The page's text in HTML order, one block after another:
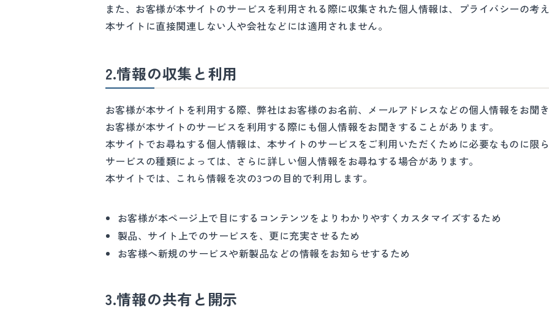
また、お客様が本サイトのサービスを利用される際に収集された個人情報は、プライバシーの考
本サイトに直接関連しない人や会社などには適用されません。
2.情報の収集と利用
お客様が本サイトを利用する際、弊社はお客様のお名前、メールアドレスなどの個人情報をお聞
お客様が本サイトのサービスを利用する際にも個人情報をお聞きすることがあります。
本サイトでお尋ねする個人情報は、本サイトのサービスをご利用いただくために必要なものに限
サービスの種類によっては、さらに詳しい個人情報をお尋ねする場合があります。
本サイトでは、これら情報を次の3つの目的で利用します。
お客様が本ページ上で目にするコンテンツをよりわかりやすくカスタマイズするため
製品、サイト上でのサービスを、更に充実させるため
お客様へ新規のサービスや新製品などの情報をお知らせするため
3.情報の共有と開示